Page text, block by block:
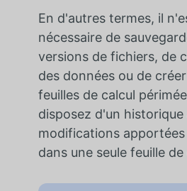
En d'autres termes, il
nécessaire de
versions de fichiers, de
des données ou de
feuilles de calcul
disposez d'un
modifications
dans une seule feuille de